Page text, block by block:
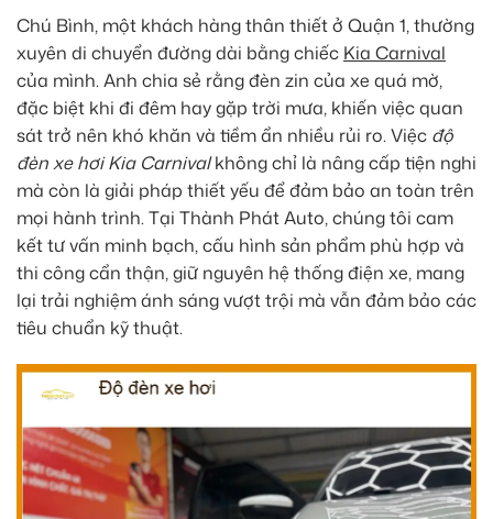
Chú Bình, một khách hàng thân thiết ở Quận 1, thường
xuyên di chuyển đường dài bằng chiếc Kia Carnival
của mình. Anh chia sẻ rằng đèn zin của xe quá mờ,
đặc biệt khi đi đêm hay gặp trời mưa, khiến việc quan
sát trở nên khó khăn và tiềm ẩn nhiều rủi ro. Việc độ
đèn xe hơi Kia Carnivalkhông chỉ là nâng cấp tiện nghi
mà còn là giải pháp thiết yếu để đảm bảo an toàn trên
mọi hành trình. Tại Thành Phát Auto, chúng tôi cam
kết tư vấn minh bạch, cấu hình sản phẩm phù hợp và
thi công cẩn thận, giữ nguyên hệ thống điện xe, mang
lại trải nghiệm ánh sáng vượt trội mà vẫn đảm bảo các
tiêu chuẩn kỹ thuật.